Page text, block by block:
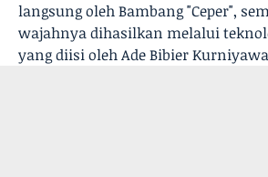
langsung oleh Bambang "Ceper",
wajahnya dihasilkan melalui
yang diisi oleh Ade Bibier